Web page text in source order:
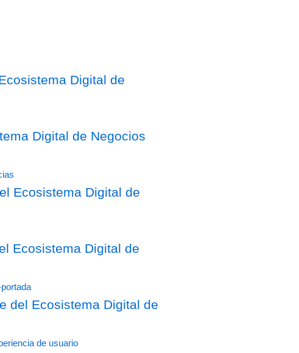
Digital de
Digital de Negocios
Ecosistema Digital de
Ecosistema Digital de
del Ecosistema Digital de